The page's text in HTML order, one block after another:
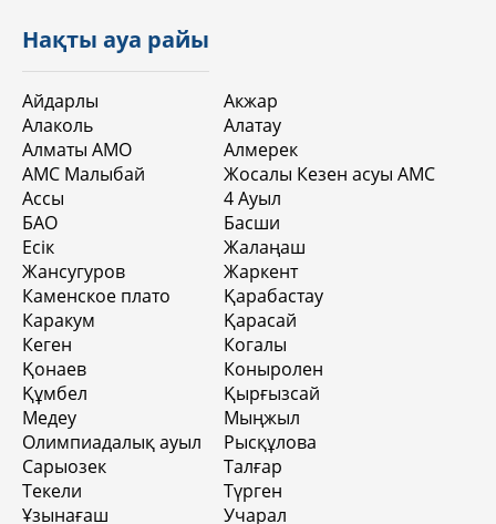
Нақты ауа райы
Айдарлы
Алаколь
Алматы АМО
АМС Малыбай
Ассы
БАО
Есік
Жансугуров
Каменское плато
Каракум
Кеген
Қонаев
Құмбел
Медеу
Олимпиадалық ауыл
Сарыозек
Текели
Ұзынағаш
Акжар
Алатау
Алмерек
Жосалы Кезен асуы АМС
4 Aуыл
Басши
Жалаңаш
Жаркент
Қарабастау
Қарасай
Когалы
Коныролен
Қырғызсай
Мыңжыл
Рысқұлова
Талғар
Түрген
Учарал